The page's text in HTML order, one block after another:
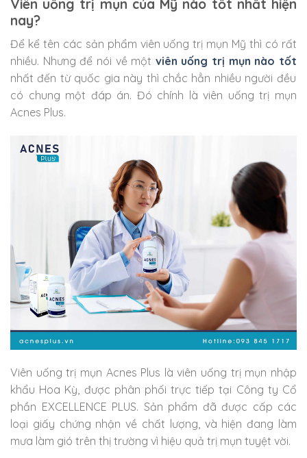
Viên uống trị mụn của Mỹ nào tốt nhất hiện
nay?
Để kể tên các sản phẩm viên uống trị mụn Mỹ thì có rất
nhiều. Nhưng để nói về một viên uống trị mụn nào tốt
nhất đến từ quốc gia này thì chắc hẳn nhiều người đều
có chung một đáp án. Đó chính là viên uống trị mụn
Acnes Plus.
Viên uống trị mụn Acnes Plus là viên uống trị mụn nhập
khẩu Hoa Kỳ, được phân phối trực tiếp tại Công ty Cổ
phần EXCELLENCE PLUS. Sản phẩm đã được cấp các
loại giấy chứng nhận về chất lượng, và hiện đang làm
mưa làm gió trên thị trường vì hiệu quả trị mụn tuyệt vời.